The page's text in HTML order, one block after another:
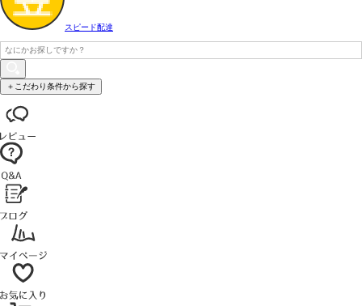
スピード配達
＋こだわり条件から探す